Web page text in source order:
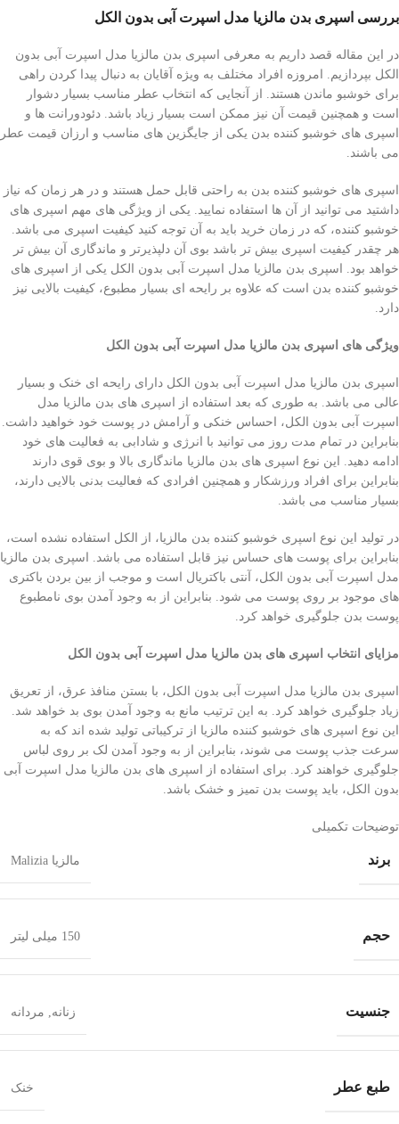
بررسی اسپری بدن مالزیا مدل اسپرت آبی بدون الکل
در این مقاله قصد داریم به معرفی اسپری بدن مالزیا مدل اسپرت آبی بدون
الکل بپردازیم. امروزه افراد مختلف به ویژه آقایان به دنبال پیدا کردن راهی
برای خوشبو ماندن هستند. از آنجایی که انتخاب عطر مناسب بسیار دشوار
است و همچنین قیمت آن نیز ممکن است بسیار زیاد باشد. دئودورانت ها و
اسپری های خوشبو کننده بدن یکی از جایگزین های مناسب و ارزان قیمت عطر
می باشند.
اسپری های خوشبو کننده بدن به راحتی قابل حمل هستند و در هر زمان که نیاز
داشتید می توانید از آن ها استفاده نمایید. یکی از ویژگی های مهم اسپری های
خوشبو کننده، که در زمان خرید باید به آن توجه کنید کیفیت اسپری می باشد.
هر چقدر کیفیت اسپری بیش تر باشد بوی آن دلپذیرتر و ماندگاری آن بیش تر
خواهد بود. اسپری بدن مالزیا مدل اسپرت آبی بدون الکل یکی از اسپری های
خوشبو کننده بدن است که علاوه بر رایحه ای بسیار مطبوع، کیفیت بالایی نیز
دارد.
ویژگی های اسپری بدن مالزیا مدل اسپرت آبی بدون الکل
اسپری بدن مالزیا مدل اسپرت آبی بدون الکل دارای رایحه ای خنک و بسیار
عالی می باشد. به طوری که بعد استفاده از اسپری های بدن مالزیا مدل
اسپرت آبی بدون الکل، احساس خنکی و آرامش در پوست خود خواهید داشت.
بنابراین در تمام مدت روز می توانید با انرژی و شادابی به فعالیت های خود
ادامه دهید. این نوع اسپری های بدن مالزیا ماندگاری بالا و بوی قوی دارند
بنابراین برای افراد ورزشکار و همچنین افرادی که فعالیت بدنی بالایی دارند،
بسیار مناسب می باشد.
در تولید این نوع اسپری خوشبو کننده بدن مالزیا، از الکل استفاده نشده است،
بنابراین برای پوست های حساس نیز قابل استفاده می باشد. اسپری بدن مالزیا
مدل اسپرت آبی بدون الکل، آنتی باکتریال است و موجب از بین بردن باکتری
های موجود بر روی پوست می شود. بنابراین از به وجود آمدن بوی نامطبوع
پوست بدن جلوگیری خواهد کرد.
مزایای انتخاب اسپری های بدن مالزیا مدل اسپرت آبی بدون الکل
اسپری بدن مالزیا مدل اسپرت آبی بدون الکل، با بستن منافذ عرق، از تعریق
زیاد جلوگیری خواهد کرد. به این ترتیب مانع به وجود آمدن بوی بد خواهد شد.
این نوع اسپری های خوشبو کننده مالزیا از ترکیباتی تولید شده اند که به
سرعت جذب پوست می شوند، بنابراین از به وجود آمدن لک بر روی لباس
جلوگیری خواهند کرد. برای استفاده از اسپری های بدن مالزیا مدل اسپرت آبی
بدون الکل، باید پوست بدن تمیز و خشک باشد.
توضیحات تکمیلی
برند مالزیا Malizia
حجم 150 میلی لیتر
جنسيت زنانه مردانه
طبع عطر خنک